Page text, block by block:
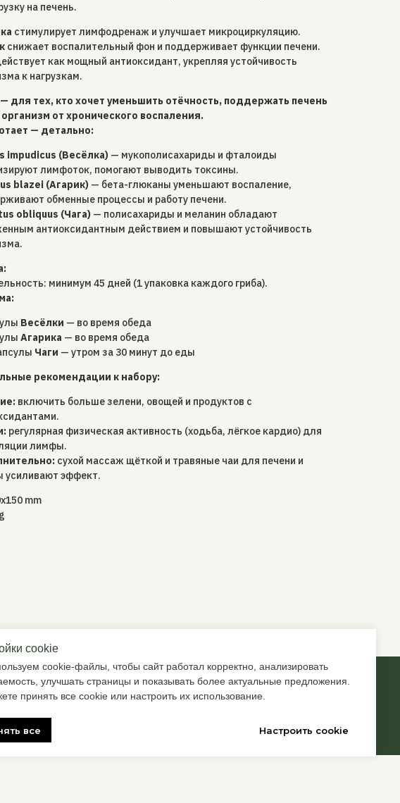
на печень.
стимулирует лимфодренаж и улучшает микроциркуляцию.
снижает воспалительный фон и поддерживает функции печени.
как мощный антиоксидант, укрепляя устойчивость
к нагрузкам.
для тех, кто хочет уменьшить отёчность, поддержать печень
от хронического воспаления.
— детально:
impudicus (Весёлка) — мукополисахариды и фталоиды
лимфоток, помогают выводить токсины.
blazei (Агарик) — бета-глюканы уменьшают воспаление,
обменные процессы и работу печени.
obliquus (Чага) — полисахариды и меланин обладают
антиоксидантным действием и повышают устойчивость
минимум 45 дней (1 упаковка каждого гриба).
Весёлки — во время обеда
Агарика — во время обеда
Чаги — утром за 30 минут до еды
рекомендации к набору:
включить больше зелени, овощей и продуктов с
регулярная физическая активность (ходьба, лёгкое кардио) для
лимфы.
сухой массаж щёткой и травяные чаи для печени и
эффект.
mm
Back to top
cookie
cookie-файлы, чтобы сайт работал корректно, анализировать
улучшать страницы и показывать более актуальные предложения.
принять все cookie или настроить их использование.
все Настроить cookie